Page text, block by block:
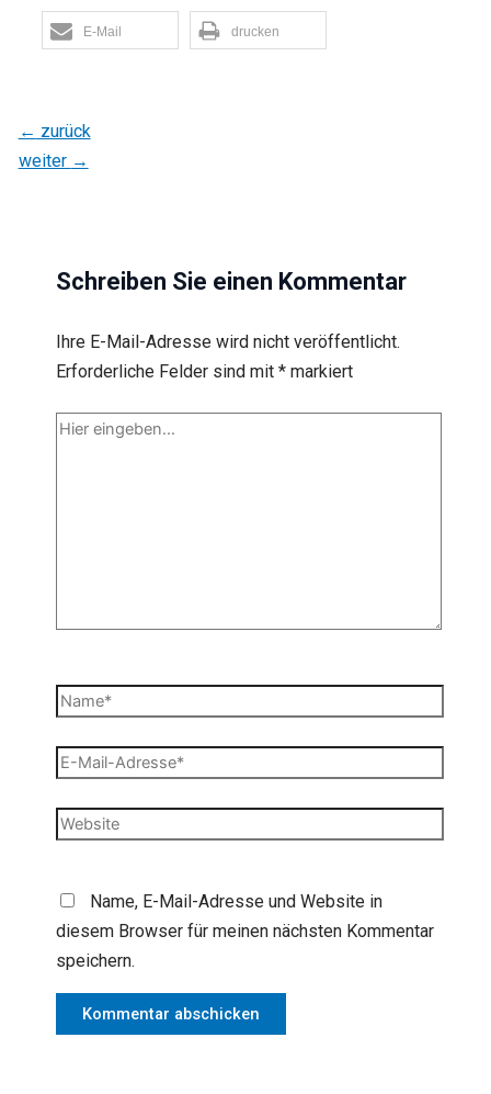
E-Mail drucken
← zurück
weiter →
Schreiben Sie einen Kommentar
Ihre E-Mail-Adresse wird nicht veröffentlicht.
Erforderliche Felder sind mit *markiert
Hier
Name*
E-
Adresse*
Website
Name, E-Mail-Adresse und Website in
diesem Browser für meinen nächsten Kommentar
speichern.